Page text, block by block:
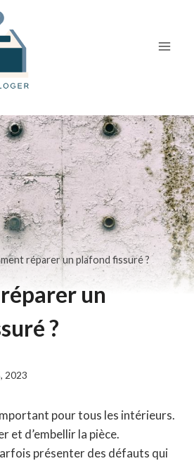
réparer un plafond fissuré ?
un
?
2023
pour tous les intérieurs.
et d’embellir la pièce.
présenter des défauts qui